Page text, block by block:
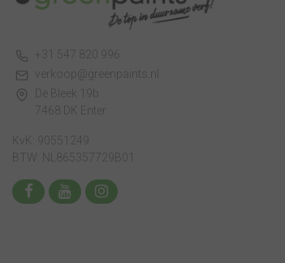
+31 547 820 996
verkoop@greenpaints.nl
De Bleek 19b
7468 DK Enter
KvK: 90551249
BTW: NL865357729B01